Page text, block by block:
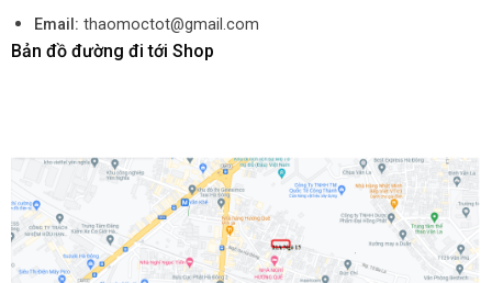
Email: thaomoctot@gmail.com
Bản đồ đường đi tới Shop